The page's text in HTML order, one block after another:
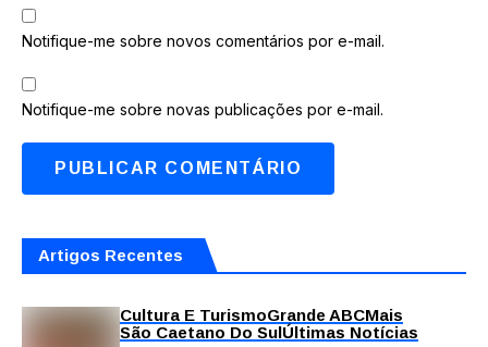
Notifique-me sobre novos comentários por e-mail.
Notifique-me sobre novas publicações por e-mail.
Artigos Recentes
Cultura E TurismoGrande ABCMais
São Caetano Do SulÚltimas Notícias